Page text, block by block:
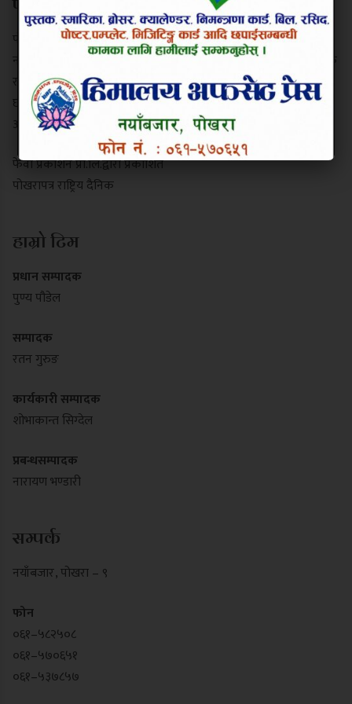
पोखरापत्र राष्ट्रिय दैनिक गण्डकी प्रदेशको एक प्रमुख समाचार माध्यम हो।
नयाँबजार, पोखरा-९ बाट प्रकाशित यो पत्रिकाले स्थानीय गतिविधि, प्रादेशिक
राजनीति, पर्यटन र राष्ट्रिय समाचार निष्पक्ष रूपमा सम्प्रेषण गर्दछ। यसले
छापा र डिजिटल पोर्टल दुवै माध्यमबाट आम नागरिकलाई सुसूचित गर्दै
आइरहेको छ।
फेवा प्रकाशन प्रा.लि.द्वारा प्रकाशित
पोखरापत्र राष्ट्रिय दैनिक
हाम्रो टिम
प्रधान सम्पादक
पुण्य पौडेल
सम्पादक
रतन गुरुङ
कार्यकारी सम्पादक
शोभाकान्त सिग्देल
प्रबन्धसम्पादक
नारायण भण्डारी
सम्पर्क
नयाँबजार , पोखरा – ९
फोन
०६१–५८२५०८
०६१–५७०६५१
०६१–५३७८५७